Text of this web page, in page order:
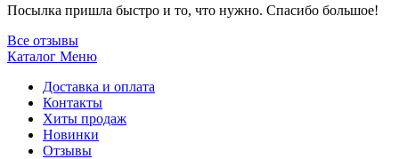
Посылка пришла быстро и то, что нужно. Спасибо большое!
Все отзывы
Каталог Меню
Доставка и оплата
Контакты
Хиты продаж
Новинки
Отзывы